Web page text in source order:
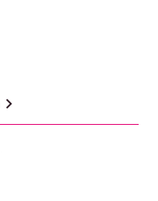
chevron_right